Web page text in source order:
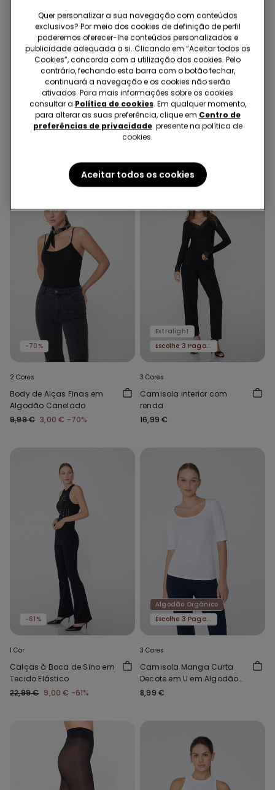
4 Cores
Calças Japonesas em
Tecido Ponto Smock
-75%
1 Cor
Calças à Boca de Sino em
Tecido Elástico
-70%
2 Cores
Body de Alças Finas em
Algodão Canelado
9,99 € 3,00 € -70%
Extralight
Escolhe 3 Paga 2
3 Cores
Camisola interior com
renda
16,99 €
-61%
1 Cor
Calças à Boca de Sino em
Tecido Elástico
22,99 € 9,00 € -61%
Algodão Orgânico
Escolhe 3 Paga 2
3 Cores
Camisola Manga Curta
Decote em U em Algodão
Orgânico
8,99 €
Quer personalizar a sua navegação com conteúdos
exclusivos? Por meio dos cookies de definição de perfil
poderemos oferecer-lhe conteúdos personalizados e
publicidade adequada a si. Clicando em “Aceitar todos os
Cookies”, concorda com a utilização dos cookies. Pelo
contrário, fechando esta barra com o botão fechar,
continuará a navegação e os cookies não serão
ativados. Para mais informações sobre os cookies
consultar a Política de cookies. Em qualquer momento,
para alterar as suas preferência, clique em Centro de
preferências de privacidadepresente na política de
cookies.
Aceitar todos os cookies